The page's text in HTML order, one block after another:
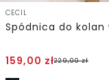
CECIL
159,00 zł229,00zł